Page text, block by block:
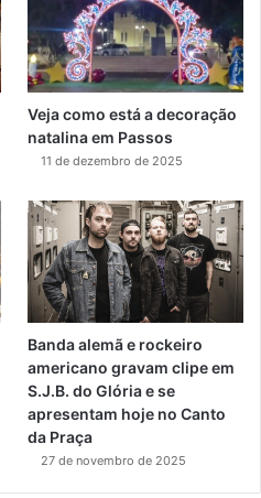
Veja como está a decoração
natalina em Passos
11 de dezembro de 2025
Banda alemã e rockeiro
americano gravam clipe em
S.J.B. do Glória e se
apresentam hoje no Canto
da Praça
27 de novembro de 2025